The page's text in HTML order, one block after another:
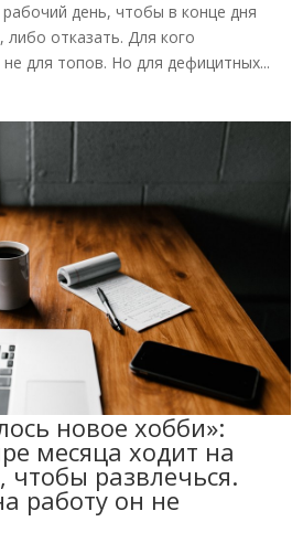
день, чтобы в конце дня
отказать. Для кого
для топов. Но для дефицитных...
новое хобби»:
месяца ходит на
чтобы развлечься.
работу он не